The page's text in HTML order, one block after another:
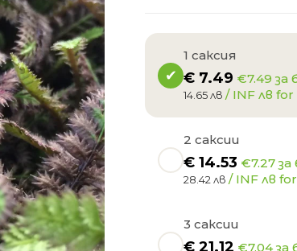
1 саксия
€ 7.49 €7.49 за
14.65 лв / INF лв for
2 саксии
€ 14.53 €7.27 за
28.42 лв / INF лв
3 саксии
€ 21.12 €7.04 за